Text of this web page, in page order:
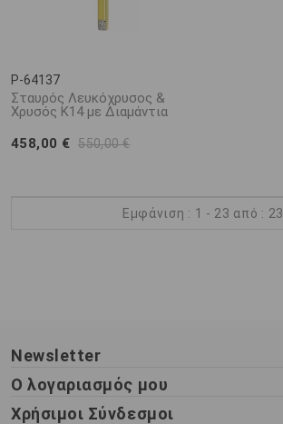
P-64137
Σταυρός Λευκόχρυσος &
Χρυσός Κ14 με Διαμάντια
458,00 € 550,00 €
Εμφάνιση : 1 - 23 από : 23
Newsletter
Ο λογαριασμός μου
Χρήσιμοι Σύνδεσμοι